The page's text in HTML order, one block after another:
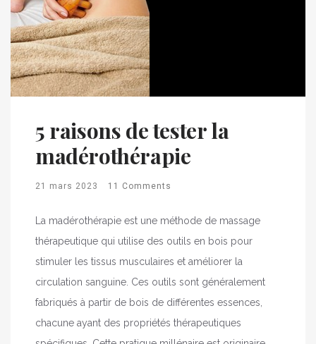
5 raisons de tester la
madérothérapie
21 mars 2023 11 Comments
La madérothérapie est une méthode de massage
thérapeutique qui utilise des outils en bois pour
stimuler les tissus musculaires et améliorer la
circulation sanguine. Ces outils sont généralement
fabriqués à partir de bois de différentes essences,
chacune ayant des propriétés thérapeutiques